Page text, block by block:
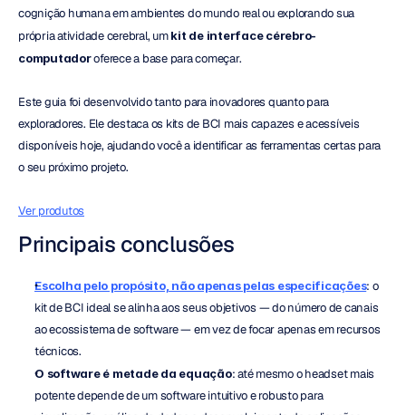
cognição humana em ambientes do mundo real ou explorando sua
própria atividade cerebral, um kit de interface cérebro-
computador oferece a base para começar.
Este guia foi desenvolvido tanto para inovadores quanto para
exploradores. Ele destaca os kits de BCI mais capazes e acessíveis
disponíveis hoje, ajudando você a identificar as ferramentas certas para
o seu próximo projeto.
Ver produtos
Principais conclusões
Escolha pelo propósito, não apenas pelas especificações: o
kit de BCI ideal se alinha aos seus objetivos — do número de canais
ao ecossistema de software — em vez de focar apenas em recursos
técnicos.
O software é metade da equação: até mesmo o headset mais
potente depende de um software intuitivo e robusto para